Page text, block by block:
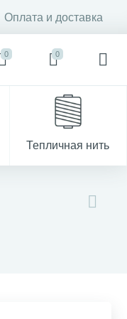
Оплата и доставка
0 0
Тепличная нить